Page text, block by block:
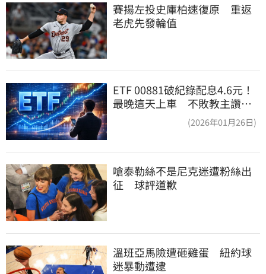
賽揚左投史庫柏速復原　重返
老虎先發輪值
ETF 00881破紀錄配息4.6元！
最晚這天上車 不敗教主讚：
(2026年01月26日)
嗆泰勒絲不是尼克迷遭粉絲出
征　球評道歉
溫班亞馬險遭砸雞蛋　紐約球
迷暴動遭逮